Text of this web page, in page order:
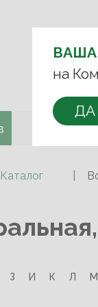
ВЫБЕРИТЕ
ВАША
на
ДА
+7
Доставка
Каталог
З И К Л М